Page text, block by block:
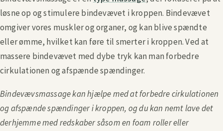
løsne op og stimulere bindevævet i kroppen. Bindevævet
omgiver vores muskler og organer, og kan blive spændte
eller ømme, hvilket kan føre til smerter i kroppen. Ved at
massere bindevævet med dybe tryk kan man forbedre
cirkulationen og afspænde spændinger.
Bindevævsmassage kan hjælpe med at forbedre cirkulationen
og afspænde spændinger i kroppen, og du kan nemt lave det
derhjemme med redskaber såsom en foam roller eller